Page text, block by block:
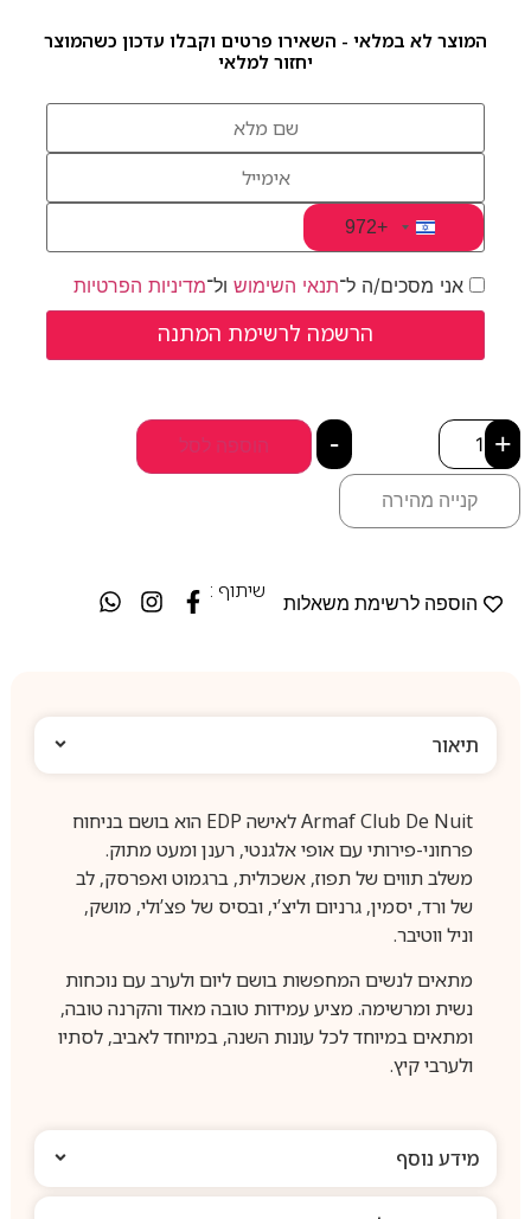
המוצר לא במלאי - השאירו פרטים וקבלו עדכון כשהמוצר
יחזור למלאי
Israel +972
+972
אני מסכים/ה ל־תנאי השימושול־מדיניות הפרטיות
- + הוספה לסל
קנייה מהירה
הוספה לרשימת משאלות
שיתוף :
תיאור
Armaf Club De Nuit לאישה EDP הוא בושם בניחוח
פרחוני-פירותי עם אופי אלגנטי, רענן ומעט מתוק.
משלב תווים של תפוז, אשכולית, ברגמוט ואפרסק, לב
של ורד, יסמין, גרניום וליצ’י, ובסיס של פצ’ולי, מושק,
וניל ווטיבר.
מתאים לנשים המחפשות בושם ליום ולערב עם נוכחות
נשית ומרשימה. מציע עמידות טובה מאוד והקרנה טובה,
ומתאים במיוחד לכל עונות השנה, במיוחד לאביב, לסתיו
ולערבי קיץ.
מידע נוסף